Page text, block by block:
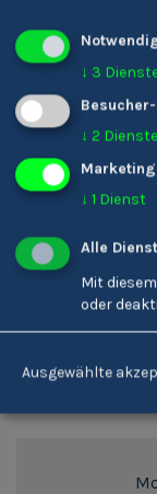
Bruneck
↓ 3
↓ 2 Dienste
Marketing
↓ 1 Dienst
Alle
Mit
oder
Ausgewählte